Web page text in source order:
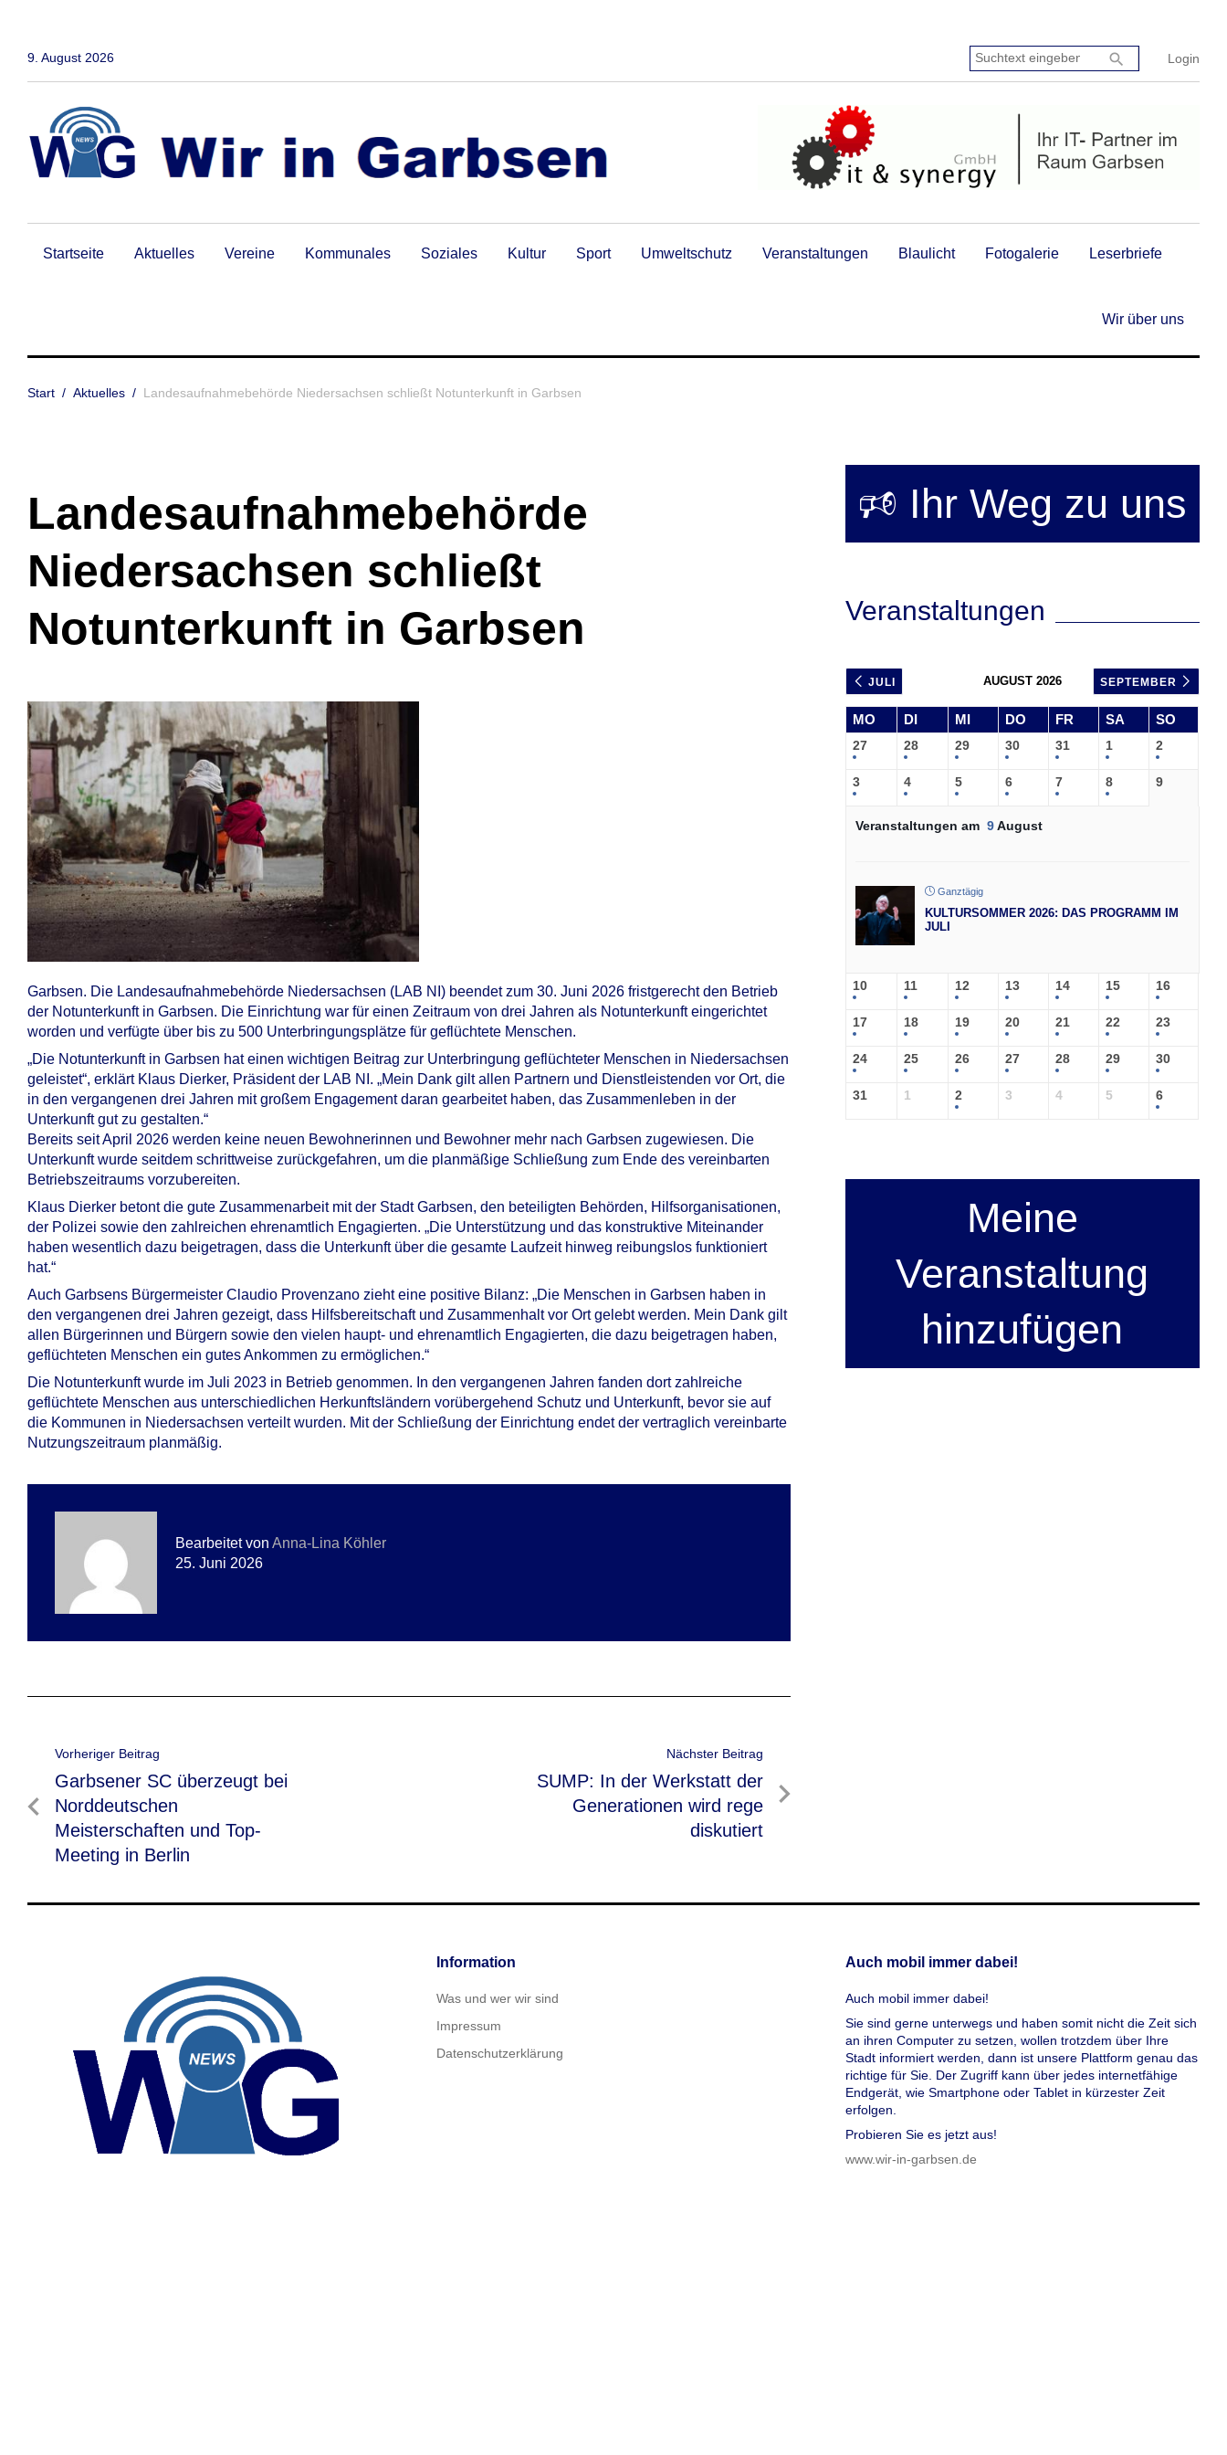
9. August 2026 Login
Suchtext
eingeben:
search
Startseite Aktuelles Vereine Kommunales Soziales Kultur Sport Umweltschutz Veranstaltungen Blaulicht Fotogalerie Leserbriefe
Wir über uns
Start / Aktuelles / Landesaufnahmebehörde Niedersachsen schließt Notunterkunft in Garbsen
Landesaufnahmebehörde
Niedersachsen schließt
Notunterkunft in Garbsen
Garbsen. Die Landesaufnahmebehörde Niedersachsen (LAB NI) beendet zum 30. Juni 2026 fristgerecht den Betrieb
der Notunterkunft in Garbsen. Die Einrichtung war für einen Zeitraum von drei Jahren als Notunterkunft eingerichtet
worden und verfügte über bis zu 500 Unterbringungsplätze für geflüchtete Menschen.
„Die Notunterkunft in Garbsen hat einen wichtigen Beitrag zur Unterbringung geflüchteter Menschen in Niedersachsen
geleistet“, erklärt Klaus Dierker, Präsident der LAB NI. „Mein Dank gilt allen Partnern und Dienstleistenden vor Ort, die
in den vergangenen drei Jahren mit großem Engagement daran gearbeitet haben, das Zusammenleben in der
Unterkunft gut zu gestalten.“
Bereits seit April 2026 werden keine neuen Bewohnerinnen und Bewohner mehr nach Garbsen zugewiesen. Die
Unterkunft wurde seitdem schrittweise zurückgefahren, um die planmäßige Schließung zum Ende des vereinbarten
Betriebszeitraums vorzubereiten.
Klaus Dierker betont die gute Zusammenarbeit mit der Stadt Garbsen, den beteiligten Behörden, Hilfsorganisationen,
der Polizei sowie den zahlreichen ehrenamtlich Engagierten. „Die Unterstützung und das konstruktive Miteinander
haben wesentlich dazu beigetragen, dass die Unterkunft über die gesamte Laufzeit hinweg reibungslos funktioniert
hat.“
Auch Garbsens Bürgermeister Claudio Provenzano zieht eine positive Bilanz: „Die Menschen in Garbsen haben in
den vergangenen drei Jahren gezeigt, dass Hilfsbereitschaft und Zusammenhalt vor Ort gelebt werden. Mein Dank gilt
allen Bürgerinnen und Bürgern sowie den vielen haupt- und ehrenamtlich Engagierten, die dazu beigetragen haben,
geflüchteten Menschen ein gutes Ankommen zu ermöglichen.“
Die Notunterkunft wurde im Juli 2023 in Betrieb genommen. In den vergangenen Jahren fanden dort zahlreiche
geflüchtete Menschen aus unterschiedlichen Herkunftsländern vorübergehend Schutz und Unterkunft, bevor sie auf
die Kommunen in Niedersachsen verteilt wurden. Mit der Schließung der Einrichtung endet der vertraglich vereinbarte
Nutzungszeitraum planmäßig.
Bearbeitet von Anna-Lina Köhler
25. Juni 2026
Beitragsnavigation
Vorheriger Beitrag
Vorheriger
Beitrag
Garbsener SC überzeugt bei
Norddeutschen
Meisterschaften und Top-
Meeting in Berlin
Nächster Beitrag
Nächster
Beitrag
SUMP: In der Werkstatt der
Generationen wird rege
diskutiert
🕫 Ihr Weg zu uns
Veranstaltungen
JULI AUGUST 2026 SEPTEMBER
MO DI MI DO FR SA SO
27 28 29 30 31 1 2
3 4 5 6 7 8 9
Veranstaltungen am 9August
Ganztägig
KULTURSOMMER 2026: DAS PROGRAMM IM
JULI
10 11 12 13 14 15 16
17 18 19 20 21 22 23
24 25 26 27 28 29 30
31 1 2 3 4 5 6
Meine
Veranstaltung
hinzufügen
Information
Was und wer wir sind
Impressum
Datenschutzerklärung
Auch mobil immer dabei!
Auch mobil immer dabei!
Sie sind gerne unterwegs und haben somit nicht die Zeit sich
an ihren Computer zu setzen, wollen trotzdem über Ihre
Stadt informiert werden, dann ist unsere Plattform genau das
richtige für Sie. Der Zugriff kann über jedes internetfähige
Endgerät, wie Smartphone oder Tablet in kürzester Zeit
erfolgen.
Probieren Sie es jetzt aus!
www.wir-in-garbsen.de